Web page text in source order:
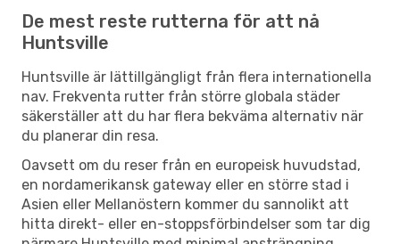
De mest reste rutterna för att nå
Huntsville
Huntsville är lättillgängligt från flera internationella
nav. Frekventa rutter från större globala städer
säkerställer att du har flera bekväma alternativ när
du planerar din resa.
Oavsett om du reser från en europeisk huvudstad,
en nordamerikansk gateway eller en större stad i
Asien eller Mellanöstern kommer du sannolikt att
hitta direkt- eller en-stoppsförbindelser som tar dig